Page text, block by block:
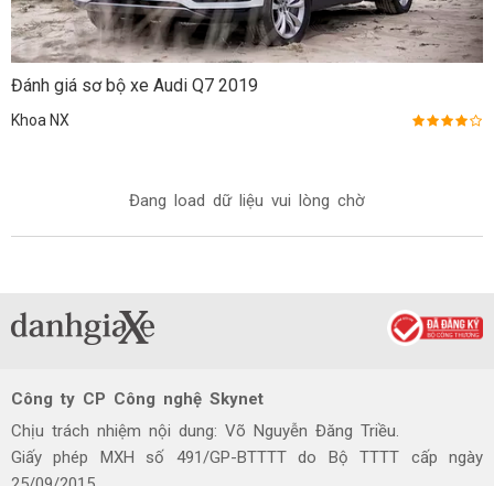
Đánh giá sơ bộ xe Audi Q7 2019
Khoa NX
Đang load dữ liệu vui lòng chờ
Công ty CP Công nghệ Skynet
Chịu trách nhiệm nội dung: Võ Nguyễn Đăng Triều.
Giấy phép MXH số 491/GP-BTTTT do Bộ TTTT cấp ngày